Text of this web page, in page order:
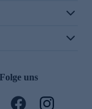
Folge uns